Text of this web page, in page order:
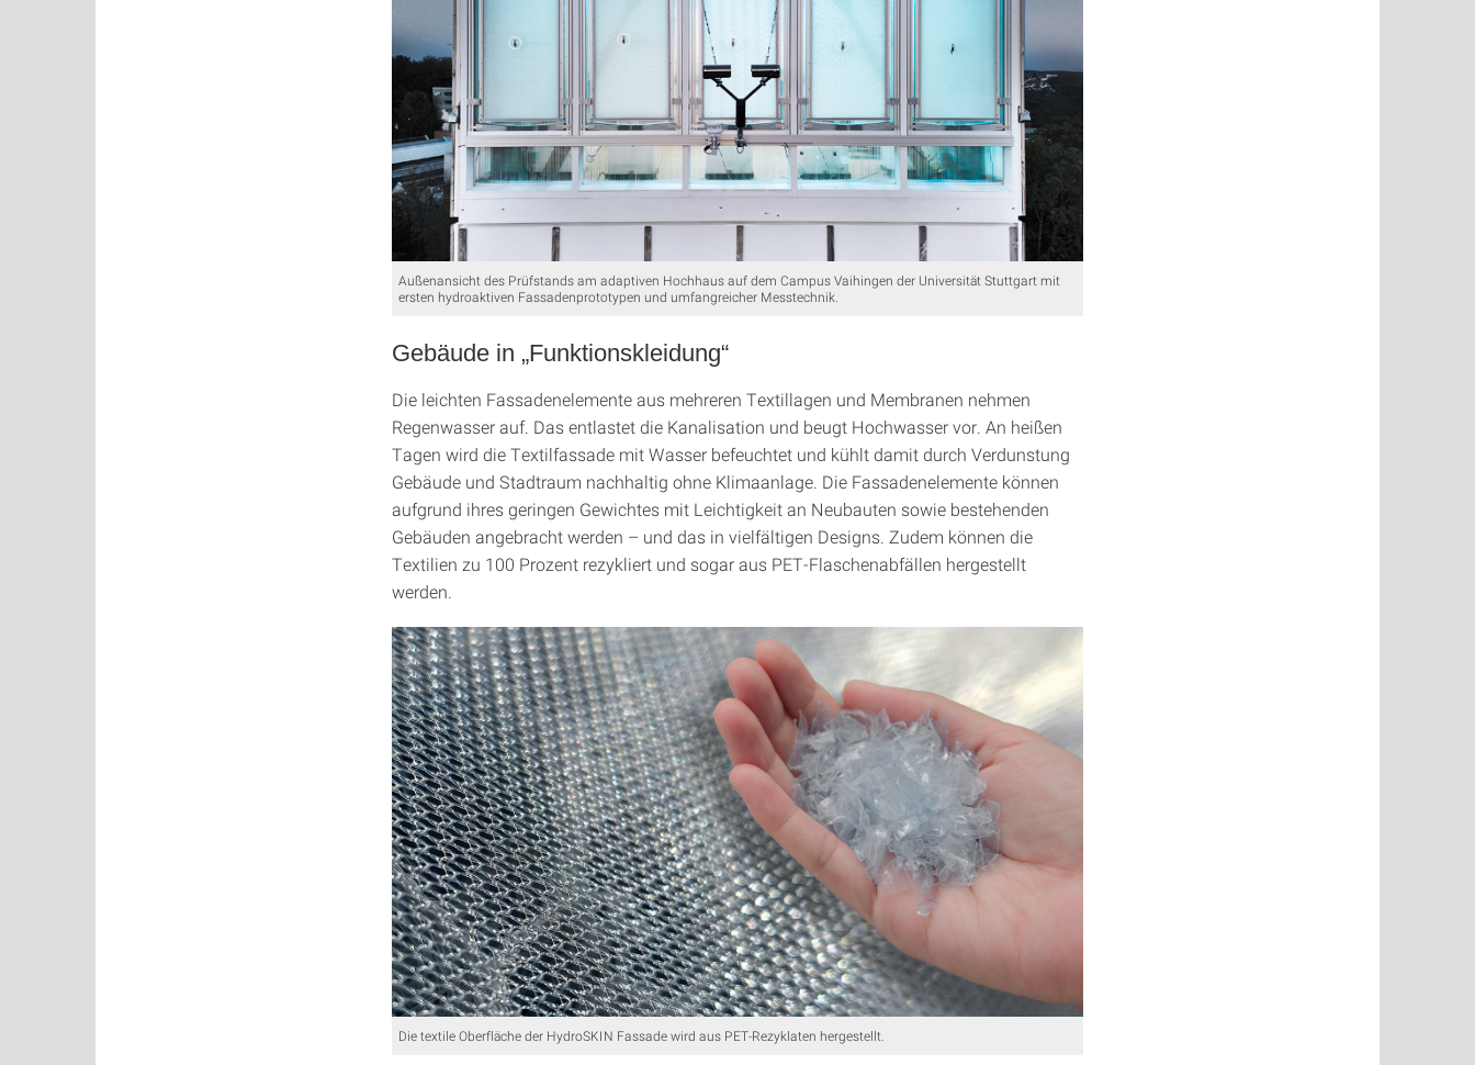
Außenansicht des Prüfstands am adaptiven Hochhaus auf dem Campus Vaihingen der Universität Stuttgart mit
ersten hydroaktiven Fassadenprototypen und umfangreicher Messtechnik.
Gebäude in „Funktionskleidung“
Die leichten Fassadenelemente aus mehreren Textillagen und Membranen nehmen
Regenwasser auf. Das entlastet die Kanalisation und beugt Hochwasser vor. An heißen
Tagen wird die Textilfassade mit Wasser befeuchtet und kühlt damit durch Verdunstung
Gebäude und Stadtraum nachhaltig ohne Klimaanlage. Die Fassadenelemente können
aufgrund ihres geringen Gewichtes mit Leichtigkeit an Neubauten sowie bestehenden
Gebäuden angebracht werden – und das in vielfältigen Designs. Zudem können die
Textilien zu 100 Prozent rezykliert und sogar aus PET-Flaschenabfällen hergestellt
werden.
Die textile Oberfläche der HydroSKIN Fassade wird aus PET-Rezyklaten hergestellt.